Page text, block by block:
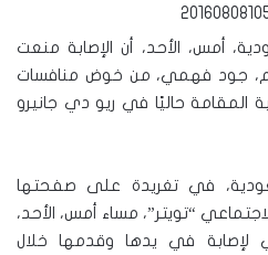
أمس، الأحد، أن الإصابة منعت
الجودو في وزن 52 كغم، جود فهمي، من خوض منافسات
المقامة حاليًا في ريو دي جانيرو
في تغريدة على صفحتها
“تويتر”، مساء أمس، الأحد،
لإصابة في يدها وقدمها خلال